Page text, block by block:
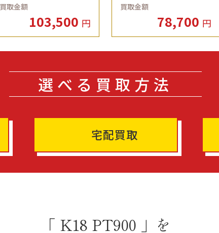
買取金額
103,500 円
買取金額
78,700 円
選べる買取方法
宅配買取
「 K18 PT900 」を